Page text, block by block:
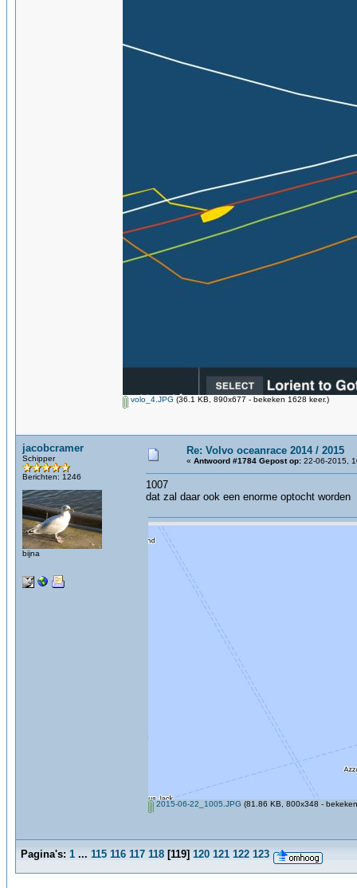
volo_4.JPG (36.1 KB, 890x677 - bekeken 1628 keer.)
jacobcramer
Schipper
Berichten: 1246
bijna
Re: Volvo oceanrace 2014 / 2015
« Antwoord #1784 Gepost op: 22-06-2015,
1007
dat zal daar ook een enorme optocht worden
2015-06-22_1005.JPG (81.86 KB, 800x348 -
Pagina's: 1 ... 115 116 117 118 [119] 120 121 122 123